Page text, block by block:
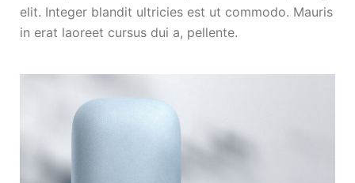
elit. Integer blandit ultricies est ut commodo. Mauris
in erat laoreet cursus dui a, pellente.